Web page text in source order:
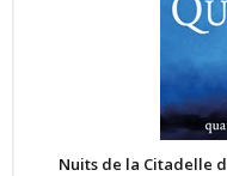
Nuits de la Citadelle